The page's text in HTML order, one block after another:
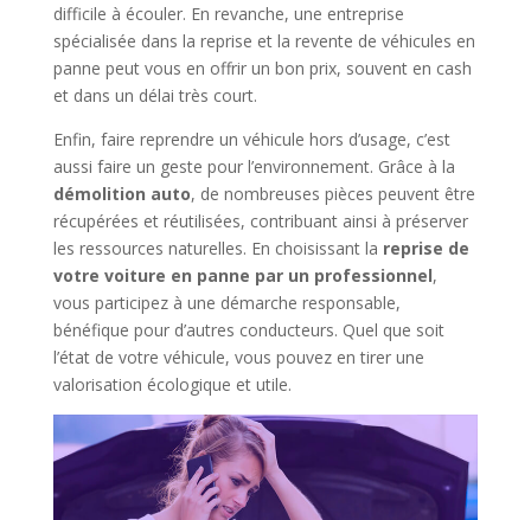
difficile à écouler. En revanche, une entreprise
spécialisée dans la reprise et la revente de véhicules en
panne peut vous en offrir un bon prix, souvent en cash
et dans un délai très court.
Enfin, faire reprendre un véhicule hors d’usage, c’est
aussi faire un geste pour l’environnement. Grâce à la
démolition auto, de nombreuses pièces peuvent être
récupérées et réutilisées, contribuant ainsi à préserver
les ressources naturelles. En choisissant la reprise de
votre voiture en panne par un professionnel,
vous participez à une démarche responsable,
bénéfique pour d’autres conducteurs. Quel que soit
l’état de votre véhicule, vous pouvez en tirer une
valorisation écologique et utile.